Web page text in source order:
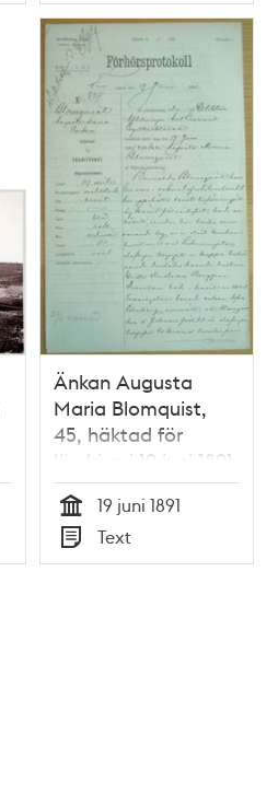
Änkan Augusta
Maria Blomquist,
45, häktad för
lösdriveri 19 juni 1891
- polisförhör
Tid
19 juni 1891
Typ
Text